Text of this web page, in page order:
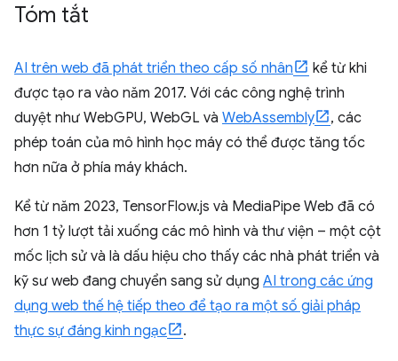
Tóm tắt
AI trên web đã phát triển theo cấp số nhân
kể từ khi
được tạo ra vào năm 2017. Với các công nghệ trình
duyệt như WebGPU, WebGL và WebAssembly
, các
phép toán của mô hình học máy có thể được tăng tốc
hơn nữa ở phía máy khách.
Kể từ năm 2023, TensorFlow.js và MediaPipe Web đã có
hơn 1 tỷ lượt tải xuống các mô hình và thư viện – một cột
mốc lịch sử và là dấu hiệu cho thấy các nhà phát triển và
kỹ sư web đang chuyển sang sử dụng AI trong các ứng
dụng web thế hệ tiếp theo để tạo ra một số giải pháp
thực sự đáng kinh ngạc
.